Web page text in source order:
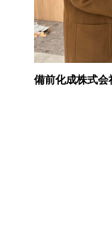
備前化成株式会